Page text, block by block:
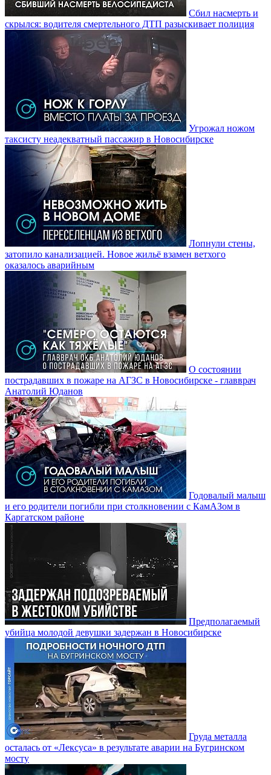
Сбил насмерть и
скрылся: водителя смертельного ДТП разыскивает полиция
Угрожал ножом
таксисту неадекватный пассажир в Новосибирске
Лопнули стены,
затопило канализацией. Новое жильё взамен ветхого
оказалось аварийным
О состоянии
пострадавших в пожаре на АГЗС в Новосибирске - главврач
Анатолий Юданов
Годовалый малыш
и его родители погибли при столкновении с КамАЗом в
Каргатском районе
Предполагаемый
убийца молодой девушки задержан в Новосибирске
Груда металла
осталась от «Лексуса» в результате аварии на Бугринском
мосту